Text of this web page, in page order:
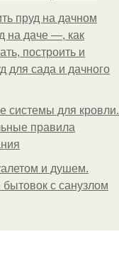
пруд на дачном
на даче —, как
построить и
для сада и дачного
системы для кровли.
правила
и душем.
с санузлом